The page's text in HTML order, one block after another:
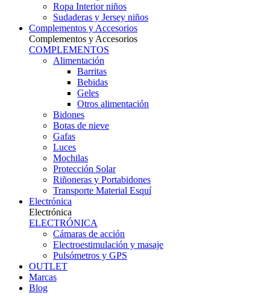
Ropa Interior niños
Sudaderas y Jersey niños
Complementos y Accesorios
Complementos y Accesorios
COMPLEMENTOS
Alimentación
Barritas
Bebidas
Geles
Otros alimentación
Bidones
Botas de nieve
Gafas
Luces
Mochilas
Protección Solar
Riñoneras y Portabidones
Transporte Material Esquí
Electrónica
Electrónica
ELECTRÓNICA
Cámaras de acción
Electroestimulación y masaje
Pulsómetros y GPS
OUTLET
Marcas
Blog